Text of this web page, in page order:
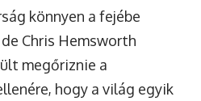
könnyen a fejébe
Chris Hemsworth
megőriznie a
hogy a világ egyik